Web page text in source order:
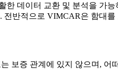
데이터 교환 및 분석을 가
반적으로 VIMCAR은 함대
보증 관계에 있지 않으며,